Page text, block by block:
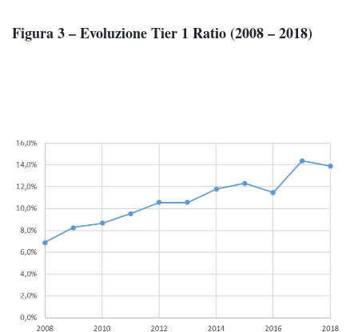
Figura 3 – Evoluzione Tier 1 Ratio (2008 – 2018)